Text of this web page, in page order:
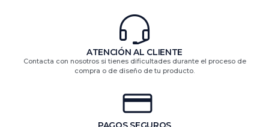
ATENCIÓN AL CLIENTE
Contacta con nosotros si tienes dificultades durante el proceso de
compra o de diseño de tu producto.
PAGOS SEGUROS